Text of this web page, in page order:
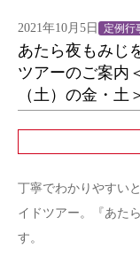
2021年10月5日 定例行
あたら夜もみじ
ツアーのご案内
（土）の金・土
丁寧でわかりやすい
イドツアー。『あた
す。